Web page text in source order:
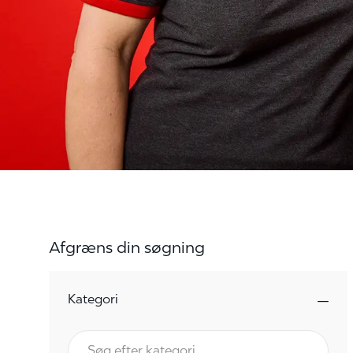
Afgræns din søgning
Kategori